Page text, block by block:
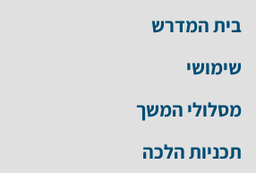
בית המדרש
שימושי
מסלולי המשך
תכניות הלכה